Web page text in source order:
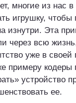
многие из нас
игрушку, чтобы
изнутри. Эта
через всю
уже в
примеру кодеры
устройство
ее.